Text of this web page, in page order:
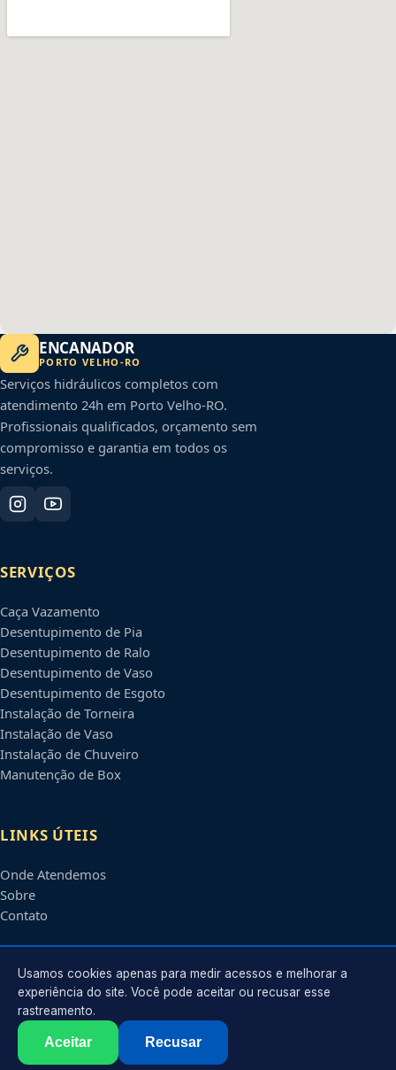
ENCANADOR
PORTO VELHO -RO
Serviços hidráulicos completos com
atendimento 24h em Porto Velho-RO.
Profissionais qualificados, orçamento sem
compromisso e garantia em todos os
serviços.
SERVIÇOS
Caça Vazamento
Desentupimento de Pia
Desentupimento de Ralo
Desentupimento de Vaso
Desentupimento de Esgoto
Instalação de Torneira
Instalação de Vaso
Instalação de Chuveiro
Manutenção de Box
LINKS ÚTEIS
Onde Atendemos
Sobre
Contato
CONTATO
Atendimento em
contato@encanadoremportovelho.com.br
2026 Encanador emPorto Velho
. Todos os direitos reservados.
Usamos cookies apenas para medir acessos e melhorar a
experiência do site. Você pode aceitar ou recusar esse
rastreamento.
Aceitar Recusar